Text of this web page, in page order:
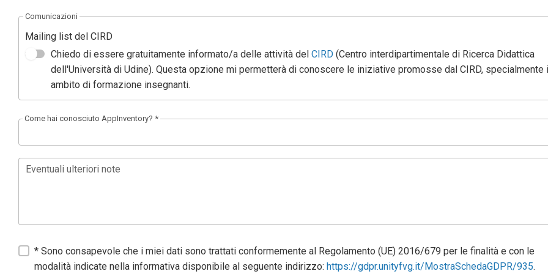
Comunicazioni
Mailing list del CIRD
Chiedo di essere gratuitamente informato/a delle attività delCIRD (Centro interdipartimentale di Ricerca Didattica
dell'Università di Udine). Questa opzione mi permetterà di conoscere le iniziative promosse dal CIRD, specialmente
ambito di formazione insegnanti.
Come hai conosciuto AppInventory? *
Eventuali ulteriori note
* Sono consapevole che i miei dati sono trattati conformemente al Regolamento (UE) 2016/679 per le finalità e con le
modalità indicate nella informativa disponibile al seguente indirizzo: https://gdpr.unityfvg.it/MostraSchedaGDPR/935.